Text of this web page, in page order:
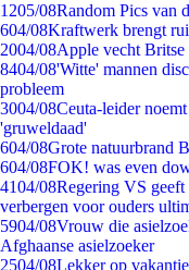
1205/08Random Pics van
604/08Kraftwerk brengt
2004/08Apple vecht
8404/08'Witte' mannen
probleem
3004/08Ceuta-leider
'gruweldaad'
604/08Grote natuurbrand
604/08FOK! was even
4104/08Regering VS geeft
verbergen voor ouders
5904/08Vrouw die
Afghaanse asielzoeker
2504/08Lekker op